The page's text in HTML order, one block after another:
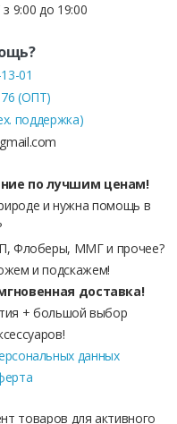
9:00 до 19:00
01
(ОПТ)
поддержка)
по лучшим ценам!
и нужна помощь в
Флоберы, ММГ и прочее?
и подскажем!
доставка!
+ большой выбор
данных
товаров для активного